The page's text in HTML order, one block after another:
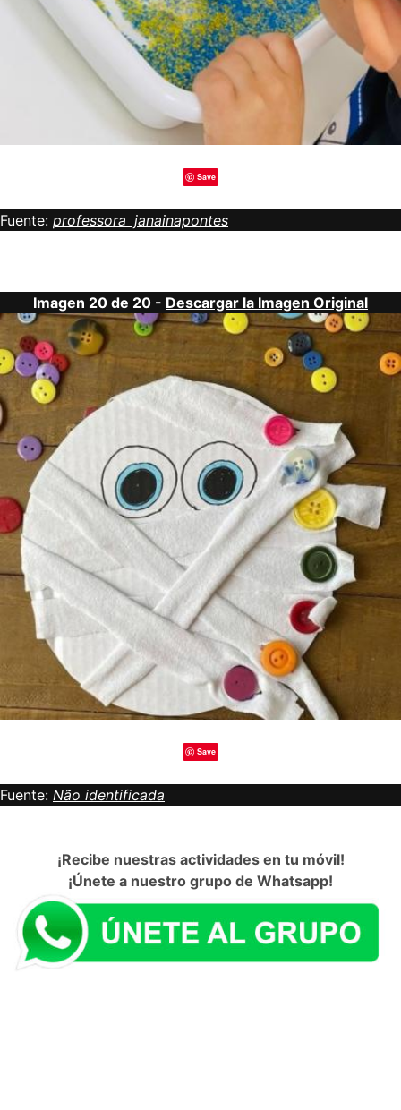
Save
Fuente: professora_janainapontes
Imagen 20 de 20 - Descargar la Imagen Original
Save
Fuente: Não identificada
¡Recibe nuestras actividades en tu móvil!
¡Únete a nuestro grupo de Whatsapp!